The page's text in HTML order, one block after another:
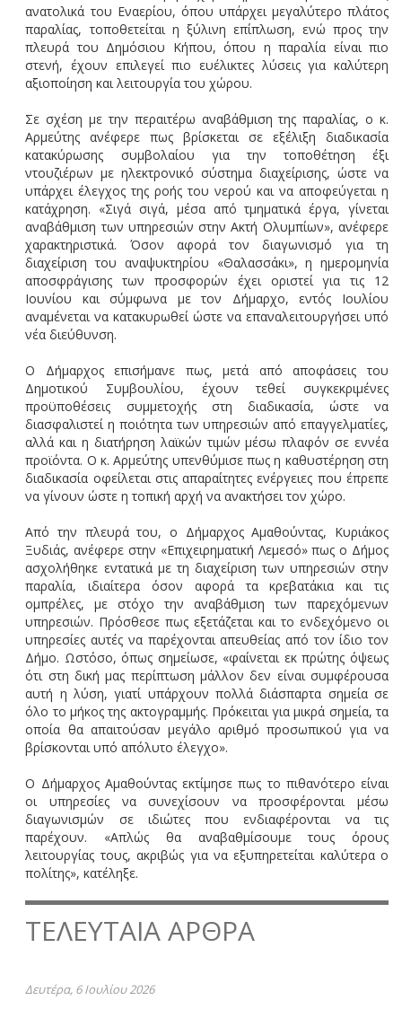
ανατολικά του Εναερίου, όπου υπάρχει μεγαλύτερο πλάτος
παραλίας, τοποθετείται η ξύλινη επίπλωση, ενώ προς την
πλευρά του Δημόσιου Κήπου, όπου η παραλία είναι πιο
στενή, έχουν επιλεγεί πιο ευέλικτες λύσεις για καλύτερη
αξιοποίηση και λειτουργία του χώρου.
Σε σχέση με την περαιτέρω αναβάθμιση της παραλίας, ο κ.
Αρμεύτης ανέφερε πως βρίσκεται σε εξέλιξη διαδικασία
κατακύρωσης συμβολαίου για την τοποθέτηση έξι
ντουζιέρων με ηλεκτρονικό σύστημα διαχείρισης, ώστε να
υπάρχει έλεγχος της ροής του νερού και να αποφεύγεται η
κατάχρηση. «Σιγά σιγά, μέσα από τμηματικά έργα, γίνεται
αναβάθμιση των υπηρεσιών στην Ακτή Ολυμπίων», ανέφερε
χαρακτηριστικά. Όσον αφορά τον διαγωνισμό για τη
διαχείριση του αναψυκτηρίου «Θαλασσάκι», η ημερομηνία
αποσφράγισης των προσφορών έχει οριστεί για τις 12
Ιουνίου και σύμφωνα με τον Δήμαρχο, εντός Ιουλίου
αναμένεται να κατακυρωθεί ώστε να επαναλειτουργήσει υπό
νέα διεύθυνση.
Ο Δήμαρχος επισήμανε πως, μετά από αποφάσεις του
Δημοτικού Συμβουλίου, έχουν τεθεί συγκεκριμένες
προϋποθέσεις συμμετοχής στη διαδικασία, ώστε να
διασφαλιστεί η ποιότητα των υπηρεσιών από επαγγελματίες,
αλλά και η διατήρηση λαϊκών τιμών μέσω πλαφόν σε εννέα
προϊόντα. Ο κ. Αρμεύτης υπενθύμισε πως η καθυστέρηση στη
διαδικασία οφείλεται στις απαραίτητες ενέργειες που έπρεπε
να γίνουν ώστε η τοπική αρχή να ανακτήσει τον χώρο.
Από την πλευρά του, ο Δήμαρχος Αμαθούντας, Κυριάκος
Ξυδιάς, ανέφερε στην «Επιχειρηματική Λεμεσό» πως ο Δήμος
ασχολήθηκε εντατικά με τη διαχείριση των υπηρεσιών στην
παραλία, ιδιαίτερα όσον αφορά τα κρεβατάκια και τις
ομπρέλες, με στόχο την αναβάθμιση των παρεχόμενων
υπηρεσιών. Πρόσθεσε πως εξετάζεται και το ενδεχόμενο οι
υπηρεσίες αυτές να παρέχονται απευθείας από τον ίδιο τον
Δήμο. Ωστόσο, όπως σημείωσε, «φαίνεται εκ πρώτης όψεως
ότι στη δική μας περίπτωση μάλλον δεν είναι συμφέρουσα
αυτή η λύση, γιατί υπάρχουν πολλά διάσπαρτα σημεία σε
όλο το μήκος της ακτογραμμής. Πρόκειται για μικρά σημεία, τα
οποία θα απαιτούσαν μεγάλο αριθμό προσωπικού για να
βρίσκονται υπό απόλυτο έλεγχο».
Ο Δήμαρχος Αμαθούντας εκτίμησε πως το πιθανότερο είναι
οι υπηρεσίες να συνεχίσουν να προσφέρονται μέσω
διαγωνισμών σε ιδιώτες που ενδιαφέρονται να τις
παρέχουν. «Απλώς θα αναβαθμίσουμε τους όρους
λειτουργίας τους, ακριβώς για να εξυπηρετείται καλύτερα ο
πολίτης», κατέληξε.
ΤΕΛΕΥΤΑΙΑ ΑΡΘΡΑ
Δευτέρα, 6 Ιουλίου 2026